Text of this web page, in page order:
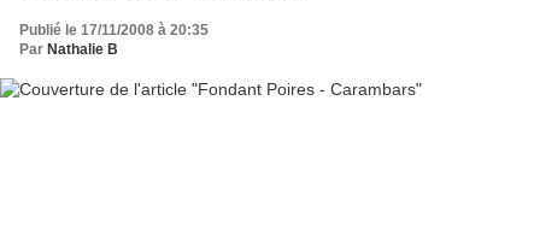
Publié le 17/11/2008 à 20:35
Par Nathalie B